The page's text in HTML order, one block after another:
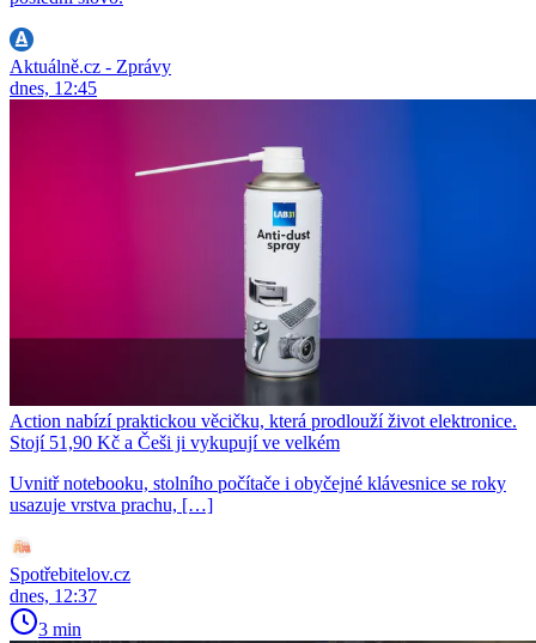
Aktuálně.cz - Zprávy
dnes, 12:45
Action nabízí praktickou věcičku, která prodlouží život elektronice.
Stojí 51,90 Kč a Češi ji vykupují ve velkém
Uvnitř notebooku, stolního počítače i obyčejné klávesnice se roky
usazuje vrstva prachu, […]
Spotřebitelov.cz
dnes, 12:37
3 min